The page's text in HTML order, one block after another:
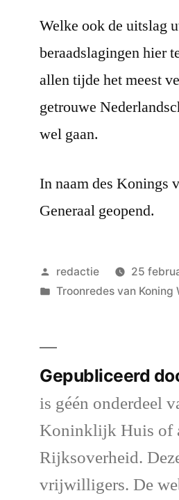
Welke ook de uitslag
beraadslagingen hier
allen tijde het meest
getrouwe
wel gaan.
In naam des Konings
Generaal geopend.
Geplaatst
door
redactie
25
Geplaatst
Troonredes van Koning
Gepubliceerd
is géén onderdeel
Koninklijk Huis of
Rijksoverheid.
vrijwilligers. De